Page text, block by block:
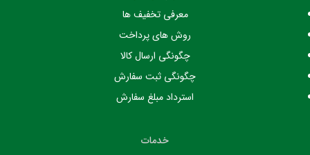
معرفی تخفیف ها
روش های پرداخت
چگونگی ارسال کالا
چگونگی ثبت سفارش
استرداد مبلغ سفارش
خدمات